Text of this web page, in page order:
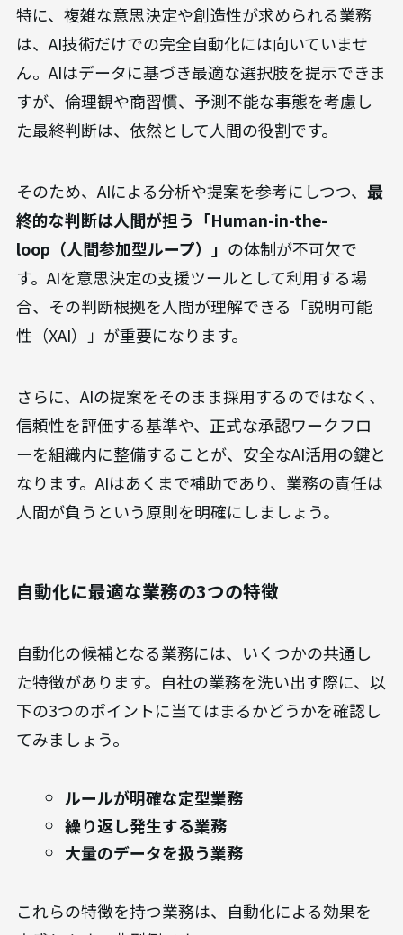
自動化は万能ではなく、その効果を最大限に引き
出すには、どの業務を対象にするかの見極めが重
要です。すべての業務を自動化しようとするのでは
なく、適材適所でテクノロジーを活用する視点が
求められます。
特に、複雑な意思決定や創造性が求められる業務
は、AI技術だけでの完全自動化には向いていませ
ん。AIはデータに基づき最適な選択肢を提示できま
すが、倫理観や商習慣、予測不能な事態を考慮し
た最終判断は、依然として人間の役割です。
終的な判断は人間が担う「Human-in-the-
loop（人間参加型ループ）」の体制が不可欠で
す。AIを意思決定の支援ツールとして利用する場
合、その判断根拠を人間が理解できる「説明可能
性（XAI）」が重要になります。
信頼性を評価する基準や、正式な承認ワークフロ
なります。AIはあくまで補助であり、業務の責任は
人間が負うという原則を明確にしましょう。
自動化の候補となる業務には、いくつかの共通し
た特徴があります。自社の業務を洗い出す際に、以
てみましょう。